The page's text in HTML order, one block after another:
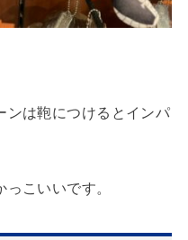
ンは鞄につけるとインパ
こいいです。